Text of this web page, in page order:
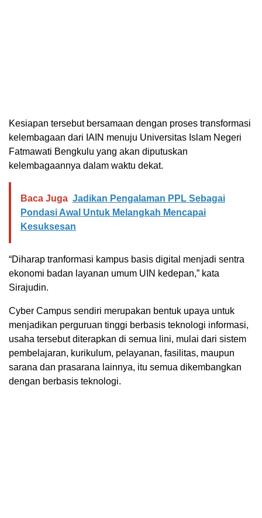
Kesiapan tersebut bersamaan dengan proses transformasi
kelembagaan dari IAIN menuju Universitas Islam Negeri
Fatmawati Bengkulu yang akan diputuskan
kelembagaannya dalam waktu dekat.
Baca Juga Jadikan Pengalaman PPL Sebagai
Pondasi Awal Untuk Melangkah Mencapai
Kesuksesan
“Diharap tranformasi kampus basis digital menjadi sentra
ekonomi badan layanan umum UIN kedepan,” kata
Sirajudin.
Cyber Campus sendiri merupakan bentuk upaya untuk
menjadikan perguruan tinggi berbasis teknologi informasi,
usaha tersebut diterapkan di semua lini, mulai dari sistem
pembelajaran, kurikulum, pelayanan, fasilitas, maupun
sarana dan prasarana lainnya, itu semua dikembangkan
dengan berbasis teknologi.